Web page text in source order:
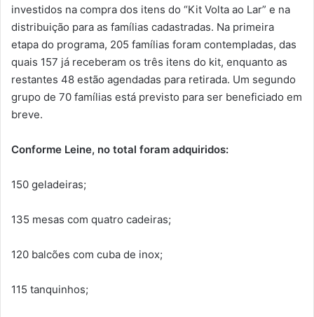
investidos na compra dos itens do “Kit Volta ao Lar” e na
distribuição para as famílias cadastradas. Na primeira
etapa do programa, 205 famílias foram contempladas, das
quais 157 já receberam os três itens do kit, enquanto as
restantes 48 estão agendadas para retirada. Um segundo
grupo de 70 famílias está previsto para ser beneficiado em
breve.
Conforme Leine, no total foram adquiridos:
150 geladeiras;
135 mesas com quatro cadeiras;
120 balcões com cuba de inox;
115 tanquinhos;